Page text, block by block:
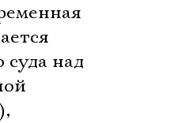
суда над